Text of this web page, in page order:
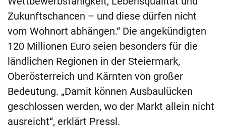
Zukunftschancen – und diese dürfen nicht
vom Wohnort abhängen.“ Die angekündigten
120 Millionen Euro seien besonders für die
ländlichen Regionen in der Steiermark,
Oberösterreich und Kärnten von großer
Bedeutung. „Damit können Ausbaulücken
geschlossen werden, wo der Markt allein nicht
ausreicht“, erklärt Pressl.